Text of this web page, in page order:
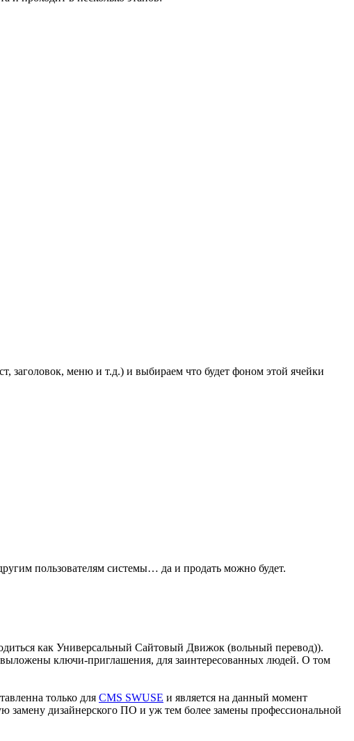
заголовок, меню и т.д.) и выбираем что будет фоном этой ячейки
пользователям системы… да и продать можно будет.
как Универсальный Сайтовый Движок (вольный перевод)).
ключи-приглашения, для заинтересованных людей. О том
только для CMS SWUSE и является на данный момент
замену дизайнерского ПО и уж тем более замены профессиональной